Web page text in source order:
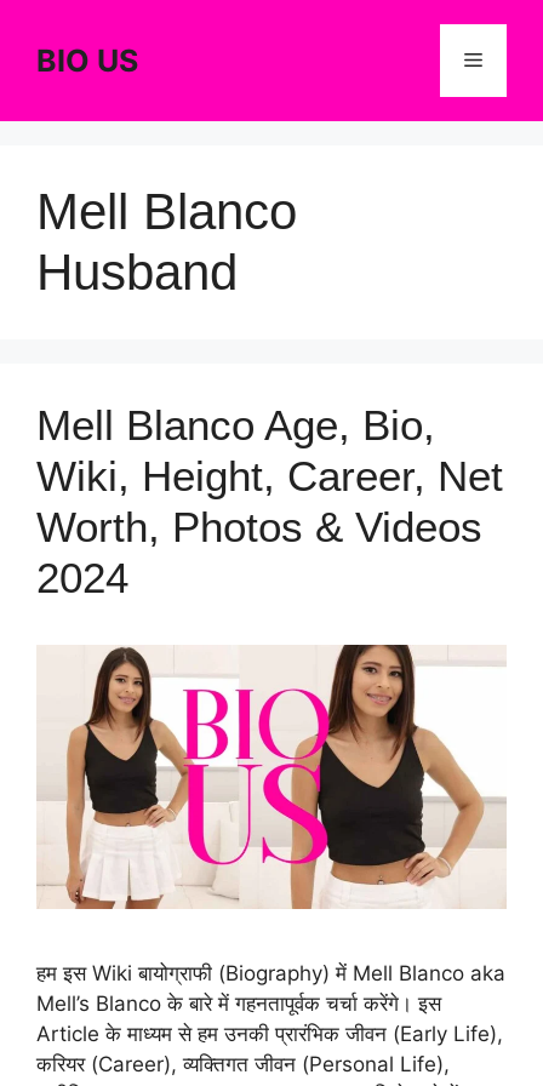
contentBIO US Menu
Mell Blanco
Husband
Mell Blanco Age, Bio,
Wiki, Height, Career, Net
Worth, Photos & Videos
2024
हम इस Wiki बायोग्राफी (Biography) में Mell Blanco aka
Mell’s Blanco के बारे में गहनतापूर्वक चर्चा करेंगे। इस
Article के माध्यम से हम उनकी प्रारंभिक जीवन (Early Life),
करियर (Career), व्यक्तिगत जीवन (Personal Life),